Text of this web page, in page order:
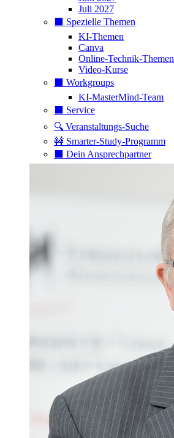
Juli 2027
⬛️ Spezielle Themen
KI-Themen
Canva
Online-Technik-Themen
Video-Kurse
⬛️ Workgroups
KI-MasterMind-Team
⬛️ Service
🔍 Veranstaltungs-Suche
🚧 Smarter-Study-Programm
⬛️ Dein Ansprechpartner